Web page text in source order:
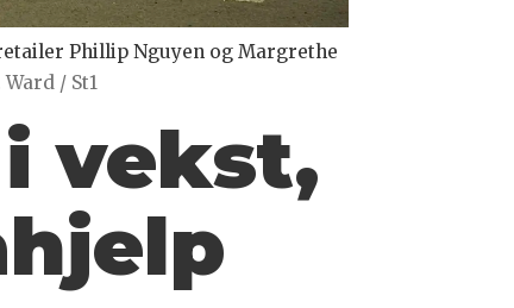
Phillip Nguyen og Margrethe
/ St1
vekst,